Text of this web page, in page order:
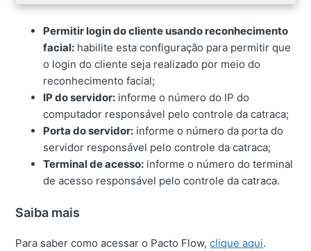
Permitir login do cliente usando reconhecimento
facial: habilite esta configuração para permitir que
o login do cliente seja realizado por meio do
reconhecimento facial;
IP do servidor: informe o número do IP do
computador responsável pelo controle da catraca;
Porta do servidor: informe o número da porta do
servidor responsável pelo controle da catraca;
Terminal de acesso: informe o número do terminal
de acesso responsável pelo controle da catraca.
Saiba mais
Para saber como acessar o Pacto Flow,clique aqui.